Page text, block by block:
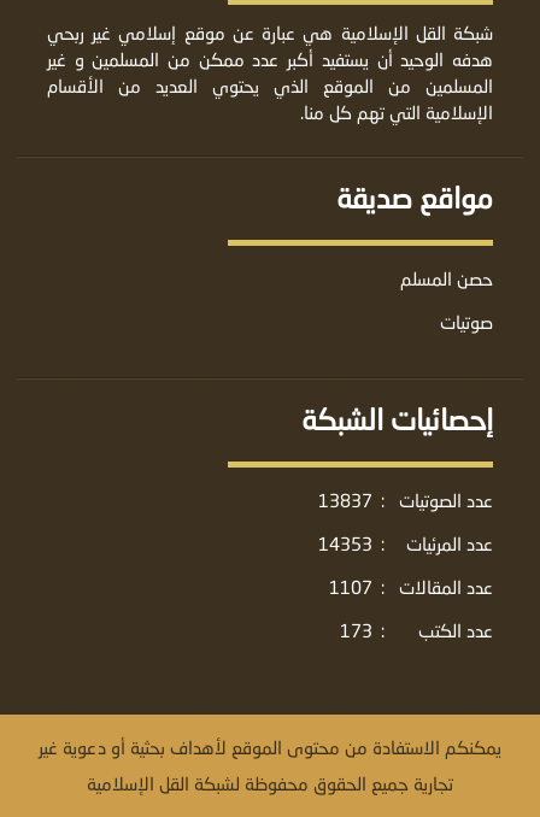
شبكة القل الإسلامية هي عبارة عن موقع إسلامي غير ربحي
هدفه الوحيد أن يستفيد أكبر عدد ممكن من المسلمين و غير
المسلمين من الموقع الذي يحتوي العديد من الأقسام
الإسلامية التي تهم كل منا.
مواقع صديقة
حصن المسلم
صوتيات
إحصائيات الشبكة
عدد الصوتيات :
13837
عدد المرئيات
:
14353
عدد المقالات
:
1107
عدد الكتب
:
173
يمكنكم الاستفادة من محتوى الموقع لأهداف بحثية أو دعوية غير
تجارية جميع الحقوق محفوظة لشبكة القل الإسلامية